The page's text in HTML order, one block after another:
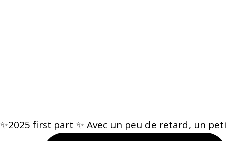
✨2025 first part ✨ Avec un peu de retard, un peti